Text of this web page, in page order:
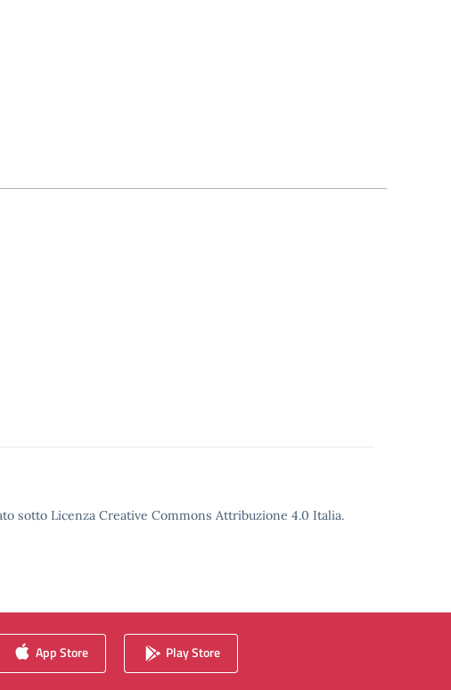
sotto Licenza Creative Commons Attribuzione 4.0 Italia.
App Store Play Store